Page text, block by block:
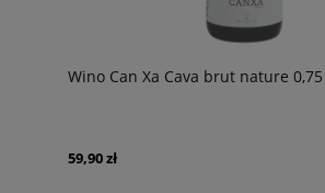
Wino Can Xa Cava brut nature 0,75
59,90 zł